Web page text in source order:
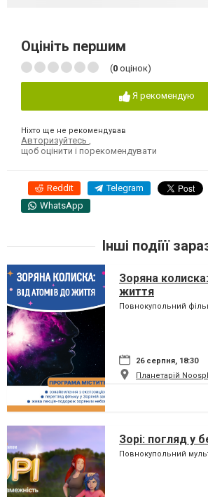
Оцініть першим
(0 оцінок)
Я рекомендую
Ніхто ще не рекомендував
Авторизуйтесь
щоб оцінити і порекомендувати
Reddit Telegram
WhatsApp
Інші подіїї
Зоряна
життя
Повнокупольний
26 серпня, 18:30
Планетарій
Зорі: погляд у
Повнокупольний